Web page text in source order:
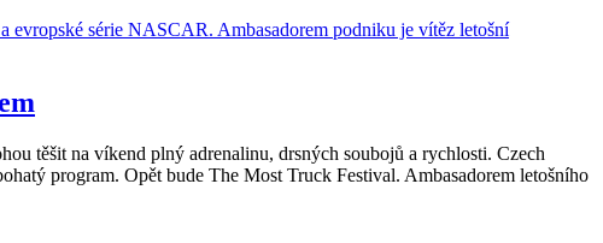
těšit na víkend plný adrenalinu, drsných soubojů a rychlosti. Czech
program. Opět bude The Most Truck Festival. Ambasadorem letošního